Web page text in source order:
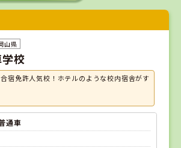
山県
校
宿免許人気校！ホテルのような校内宿舎がす
通車